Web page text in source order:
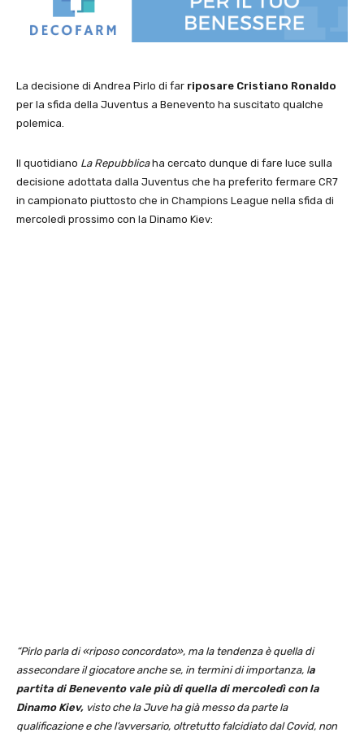
La decisione di Andrea Pirlo di far riposare Cristiano Ronaldo
per la sfida della Juventus a Benevento ha suscitato qualche
polemica.
Il quotidiano La Repubblicaha cercato dunque di fare luce sulla
decisione adottata dalla Juventus che ha preferito fermare CR7
in campionato piuttosto che in Champions League nella sfida di
mercoledì prossimo con la Dinamo Kiev:
“Pirlo parla di «riposo concordato», ma la tendenza è quella di
assecondare il giocatore anche se, in termini di importanza, la
partita di Benevento vale più di quella di mercoledì con la
Dinamo Kiev, visto che la Juve ha già messo da parte la
qualificazione e che l’avversario, oltretutto falcidiato dal Covid, non